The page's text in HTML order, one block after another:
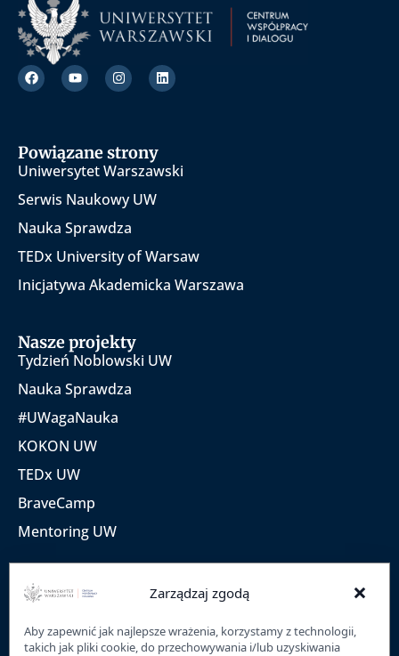
Powiązane strony
Uniwersytet Warszawski
Serwis Naukowy UW
Nauka Sprawdza
TEDx University of Warsaw
Inicjatywa Akademicka Warszawa
Nasze projekty
Tydzień Noblowski UW
Nauka Sprawdza
#UWagaNauka
KOKON UW
TEDx UW
BraveCamp
Mentoring UW
CWiD
O nas
Kontakt
Zarządzaj zgodą ×
Aby zapewnić jak najlepsze wrażenia, korzystamy z technologii,
takich jak pliki cookie, do przechowywania i/lub uzyskiwania